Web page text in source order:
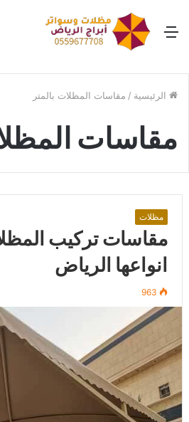
القائمة
الرئيسية / مقاسات المظلات بالمتر
مقاسات
مظلات
مقاسات تركيب
انواعها الرياض
963